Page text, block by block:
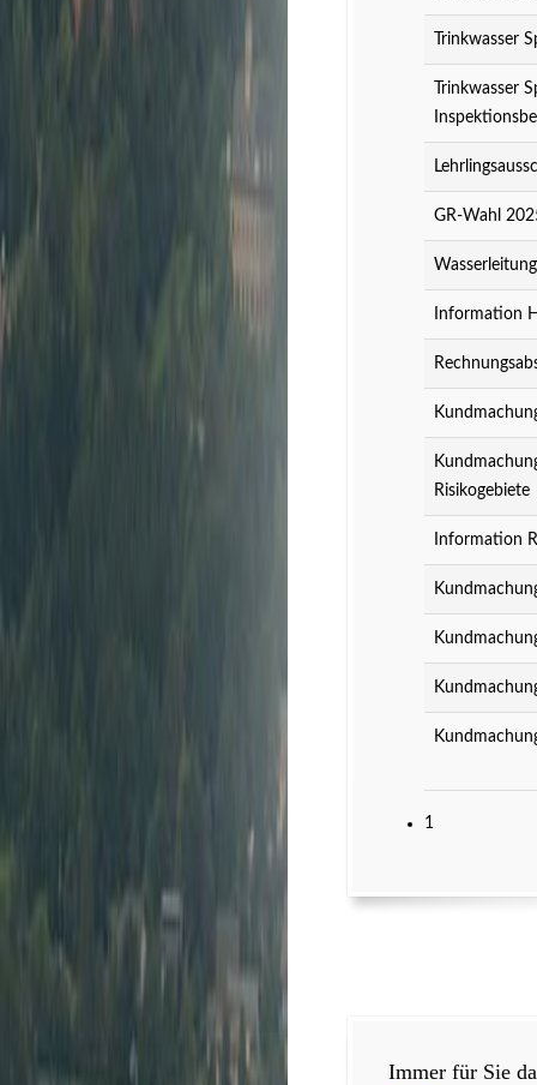
Trinkwasser
Trinkwasser
GR-Wahl
Information
Risikogebiete
Information
1
Immer für Sie